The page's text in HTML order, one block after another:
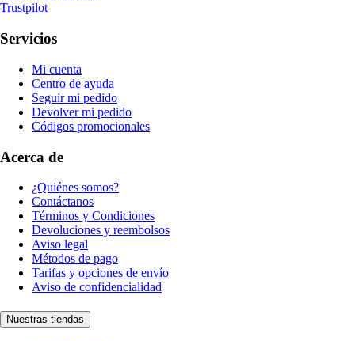
Trustpilot
Servicios
Mi cuenta
Centro de ayuda
Seguir mi pedido
Devolver mi pedido
Códigos promocionales
Acerca de
¿Quiénes somos?
Contáctanos
Términos y Condiciones
Devoluciones y reembolsos
Aviso legal
Métodos de pago
Tarifas y opciones de envío
Aviso de confidencialidad
Nuestras tiendas